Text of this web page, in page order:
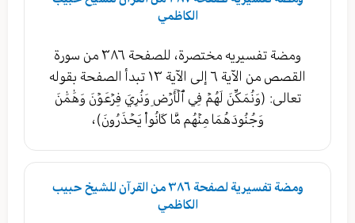
الكاظمي
ومضة تفسيريه مختصرة، للصفحة ٣٨٦ من سورة
القصص من الآية ٦ إلى الآية ١٣ تبدأ الصفحة بقوله
تعالى: (وَنُمَكِّنَ لَهُمۡ فِي ٱلۡأَرۡضِ وَنُرِيَ فِرۡعَوۡنَ وَهَٰمَٰنَ
وَجُنُودَهُمَا مِنۡهُم مَّا كَانُواْ يَحۡذَرُونَ)،
ومضة تفسيرية لصفحة ٣٨٦ من القرآن للشيخ حبيب
الكاظمي